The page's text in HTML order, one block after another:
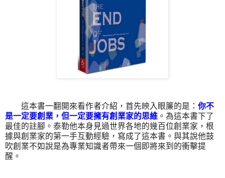
這本書一翻開來看作者介紹，首先映入眼簾的是： 你不
是一定要創業，但一定要擁有創業家的思維 。為這本書下了
最佳的註腳。泰勒他本身見過世界各地的幾百位創業家，根
據與創業家的第一手互動經驗，寫成了這本書。與其說他鼓
吹創業不如說是為專業知識者帶來一個即將來到的衝擊提
醒。